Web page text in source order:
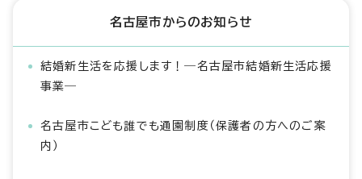
名古屋市からのお知らせ
結婚新生活を応援します！―名古屋市結婚新生活応援
事業―
名古屋市こども誰でも通園制度（保護者の方へのご案
内）